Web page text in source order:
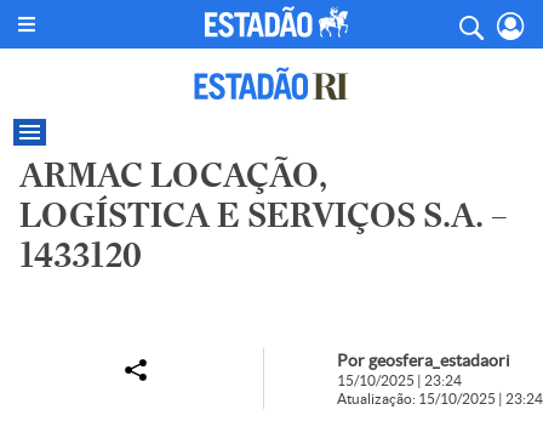
ARMAC LOCAÇÃO,
LOGÍSTICA E SERVIÇOS S.A. –
1433120
Por geosfera_estadaori
15/10/2025 | 23:24
Atualização: 15/10/2025 | 23:24